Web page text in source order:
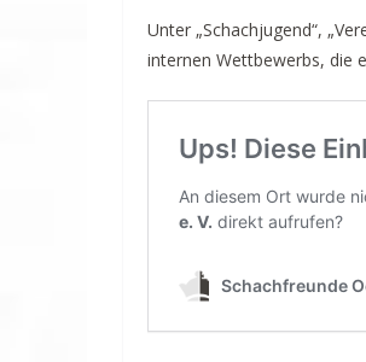
Unter „Schachjugend“,
internen Wettbewerbs, die